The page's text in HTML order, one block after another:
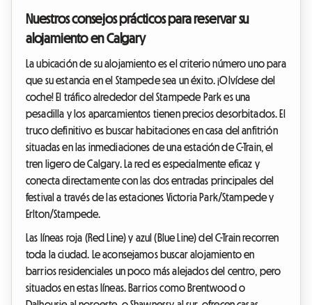
Nuestros consejos prácticos para reservar su
alojamiento en Calgary
La ubicación de su alojamiento es el criterio número uno para
que su estancia en el Stampede sea un éxito. ¡Olvídese del
coche! El tráfico alrededor del Stampede Park es una
pesadilla y los aparcamientos tienen precios desorbitados. El
truco definitivo es buscar habitaciones en casa del anfitrión
situadas en las inmediaciones de una estación de C-Train, el
tren ligero de Calgary. La red es especialmente eficaz y
conecta directamente con las dos entradas principales del
festival a través de las estaciones Victoria Park/Stampede y
Erlton/Stampede.
Las líneas roja (Red Line) y azul (Blue Line) del C-Train recorren
toda la ciudad. Le aconsejamos buscar alojamiento en
barrios residenciales un poco más alejados del centro, pero
situados en estas líneas. Barrios como Brentwood o